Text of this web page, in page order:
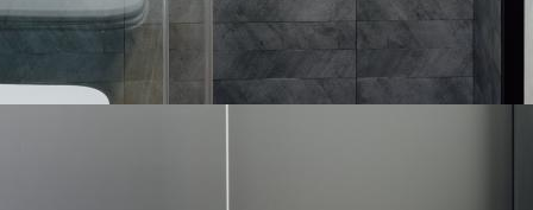
RESERVA AHORA
Reserva Ahora
VR Obregon
Apartments